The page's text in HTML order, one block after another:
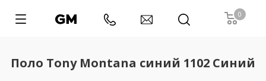
0
Поло Tony Montana синий 1102 Синий